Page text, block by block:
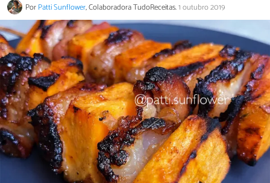
PorPatti Sunflower, Colaboradora TudoReceitas.1 outubro 2019